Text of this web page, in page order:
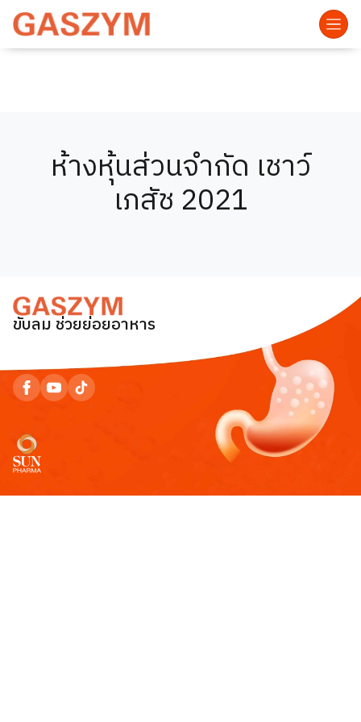
ห้างหุ้นส่วนจำกัด เชาว์
เภสัช 2021
ขับลม ช่วยย่อยอาหาร